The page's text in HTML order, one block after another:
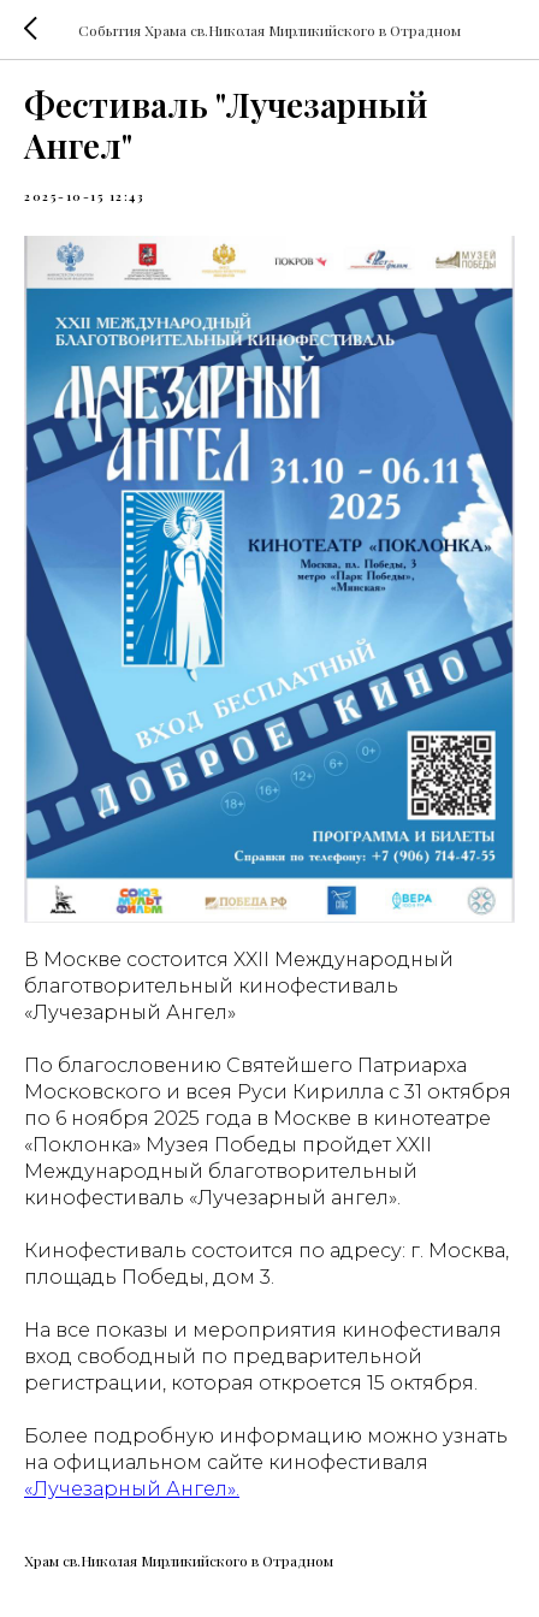
События Храма св.Николая Мирликийского в Отрадном
Фестиваль "Лучезарный
Ангел"
2025-10-15 12:43
В Москве состоится XXII Международный
благотворительный кинофестиваль
«Лучезарный Ангел»
По благословению Святейшего Патриарха
Московского и всея Руси Кирилла с 31 октября
по 6 ноября 2025 года в Москве в кинотеатре
«Поклонка» Музея Победы пройдет XXII
Международный благотворительный
кинофестиваль «Лучезарный ангел».
Кинофестиваль состоится по адресу: г. Москва,
площадь Победы, дом 3.
На все показы и мероприятия кинофестиваля
вход свободный по предварительной
регистрации, которая откроется 15 октября.
Более подробную информацию можно узнать
на официальном сайте кинофестиваля
«Лучезарный Ангел».
Храм св.Николая Мирликийского в Отрадном